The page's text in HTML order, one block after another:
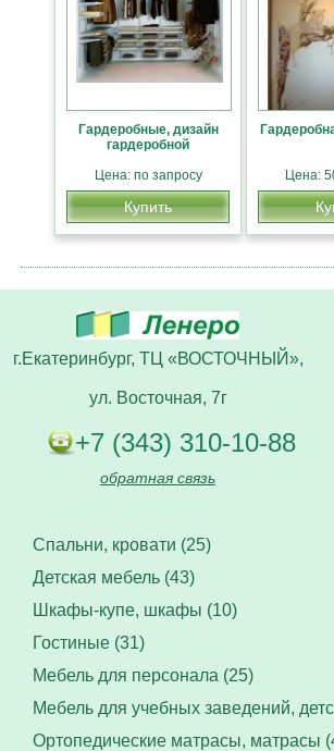
Гардеробные, дизайн
гардеробной
Цена: по запросу
Купить
Цена:
г.Екатеринбург, ТЦ «ВОСТОЧНЫЙ»,
ул. Восточная, 7г
+7 (343) 310-10-88
обратная связь
Спальни, кровати (25)
Детская мебель (43)
Шкафы-купе, шкафы (10)
Гостиные (31)
Мебель для персонала (25)
Мебель для учебных заведений,
Ортопедические матрасы, матрасы